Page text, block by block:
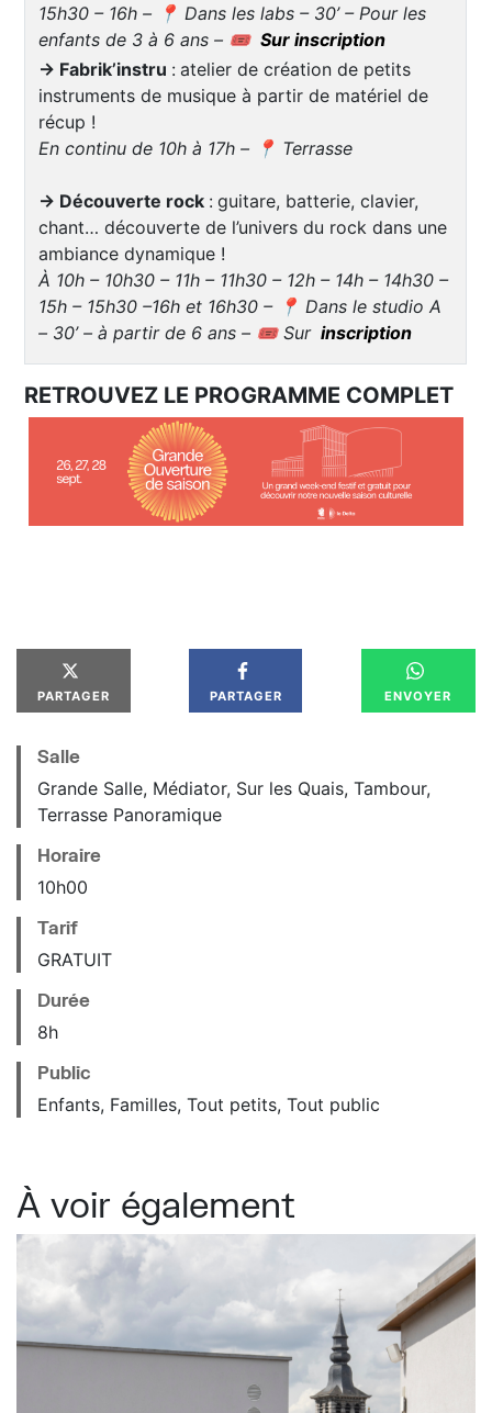
15h30 – 16h – 📍 Dans les labs – 30’ – Pour les
enfants de 3 à 6 ans – 🎟️ Sur inscription
→ Fabrik’instru : atelier de création de petits
instruments de musique à partir de matériel de
récup !
En continu de 10h à 17h – 📍 Terrasse
→ Découverte rock : guitare, batterie, clavier,
chant… découverte de l’univers du rock dans une
ambiance dynamique !
À 10h – 10h30 – 11h – 11h30 – 12h – 14h – 14h30 –
15h – 15h30 –16h et 16h30 – 📍 Dans le studio A
– 30’ – à partir de 6 ans – 🎟️ Sur inscription
RETROUVEZ LE PROGRAMME COMPLET
PARTAGER PARTAGER ENVOYER
Salle
Grande Salle, Médiator, Sur les Quais, Tambour,
Terrasse Panoramique
Horaire
10h00
Tarif
GRATUIT
Durée
8h
Public
Enfants, Familles, Tout petits, Tout public
À voir également